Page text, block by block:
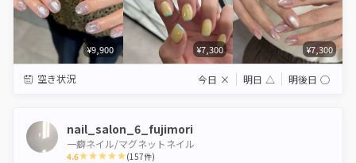
¥9,900 ¥7,300 ¥7,300
空き状況 今日 × 明日 △ 明後日 ◯
nail_salon_6_fujimori
一癖ネイル/マグネットネイル
4.6 (157件)